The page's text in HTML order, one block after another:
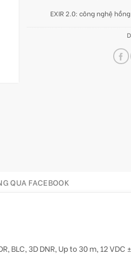
EXIR 2.0: công nghệ
QUA FACEBOOK
3D DNR, Up to 30 m, 12 VDC